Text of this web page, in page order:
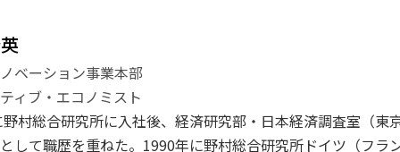
ベーション事業本部
ィブ・エコノミスト
村総合研究所に入社後、経済研究部・日本経済調査室（東
して職歴を重ねた。1990年に野村総合研究所ドイツ（フラ